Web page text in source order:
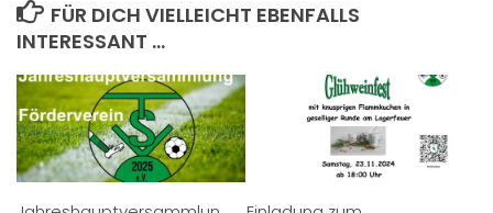
FÜR DICH VIELLEICHT EBENFALLS
INTERESSANT …